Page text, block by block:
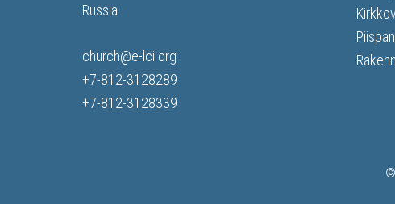
Russia
church@e-lci.org
+7-812-3128289
+7-812-3128339